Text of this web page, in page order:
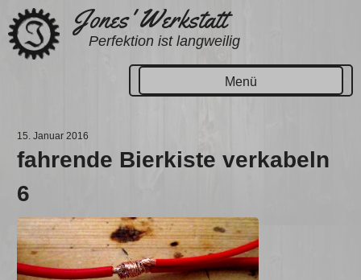
Zum
Inhalt
springen
Jones' Werkstatt
Perfektion ist langweilig
Menü
15. Januar 2016
fahrende Bierkiste verkabeln
6